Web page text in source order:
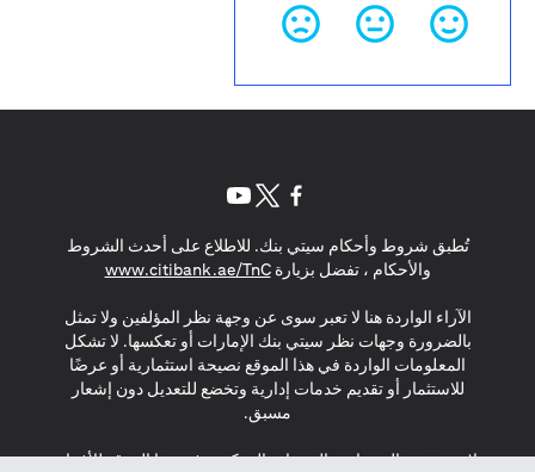
تُطبق شروط وأحكام سيتي بنك. للاطلاع على أحدث الشروط
والأحكام ، تفضل بزيارةwww.citibank.ae/TnC
in a new tab
الآراء الواردة هنا لا تعبر سوى عن وجهة نظر المؤلفين ولا تمثل
بالضرورة وجهات نظر سيتي بنك الإمارات أو تعكسها. لا تشكل
المعلومات الواردة في هذا الموقع نصيحة استثمارية أو عرضًا
للاستثمار أو تقديم خدمات إدارية وتخضع للتعديل دون إشعار
مسبق.
لا يتم تقديم المنتجات والخدمات المذكورة في هذا الموقع للأفراد